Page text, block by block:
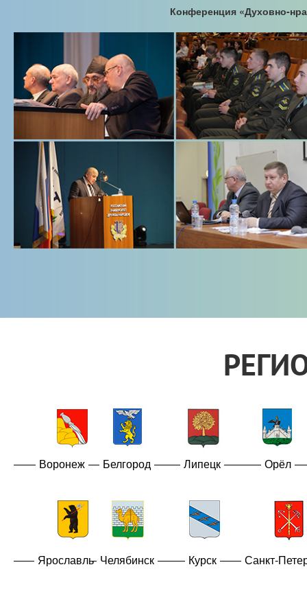
Конференция «Духовно-
Воронеж Белгород Липецк Орёл
Ярославль Челябинск Курск Санкт-